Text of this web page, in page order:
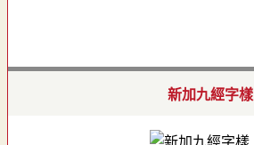
新加九經字樣